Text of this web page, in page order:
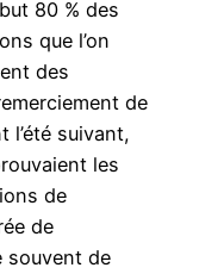
80 % des
que l’on
des
de
l’été suivant,
les
de
de
souvent de